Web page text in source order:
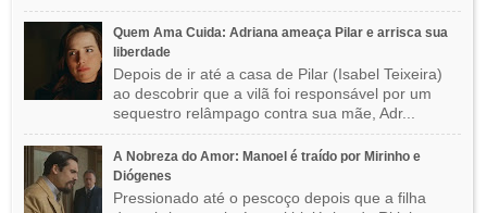
Quem Ama Cuida: Adriana ameaça Pilar e arrisca sua
liberdade
Depois de ir até a casa de Pilar (Isabel Teixeira)
ao descobrir que a vilã foi responsável por um
sequestro relâmpago contra sua mãe, Adr...
A Nobreza do Amor: Manoel é traído por Mirinho e
Diógenes
Pressionado até o pescoço depois que a filha